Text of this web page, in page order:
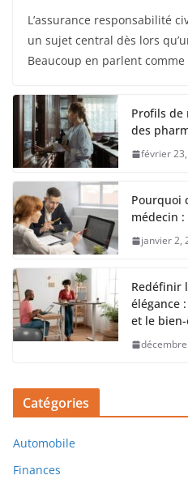
L’assurance responsabilité
un sujet central dès lors
Beaucoup en parlent comme
Profils de
des
février
Pourquoi
médecin :
janvier 2,
Redéfinir
élégance
et le
Catégories
Automobile
Finances